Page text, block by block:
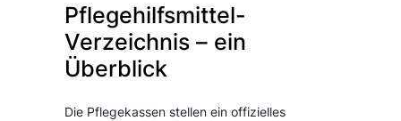
Pflegehilfsmittel-
Verzeichnis – ein
Überblick
Die Pflegekassen stellen ein offizielles